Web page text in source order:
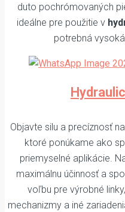
duto pochrómovaných
ideálne pre použitie v
potrebná
Objavte silu a precíznosť
ktoré ponúkame ako
priemyselné aplikácie.
maximálnu účinnosť a
voľbu pre výrobné
mechanizmy a iné